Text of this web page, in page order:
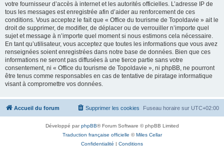
votre fournisseur d’accès à internet et les autorités officielles. L’adresse IP de
tous les messages est enregistrée afin d’aider au renforcement de ces
conditions. Vous acceptez le fait que « Office du tourisme de Topoldavie » ait le
droit de supprimer, de modifier, de déplacer ou de verrouiller n’importe quel
sujet et message à n’importe quel moment si nous estimons cela nécessaire.
En tant qu’utilisateur, vous acceptez que toutes les informations que vous avez
renseignées soient enregistrées dans notre base de données. Bien que ces
informations ne seront pas diffusées à une tierce partie sans votre
consentement, ni « Office du tourisme de Topoldavie », ni phpBB, ne pourront
être tenus comme responsables en cas de tentative de piratage informatique
visant à compromettre vos données.
Accueil du forum Fuseau horaire sur UTC+02:00
Supprimer les cookies
Développé parphpBB® Forum Software © phpBB Limited
Traduction française officielle ©Miles Cellar
Confidentialité | Conditions